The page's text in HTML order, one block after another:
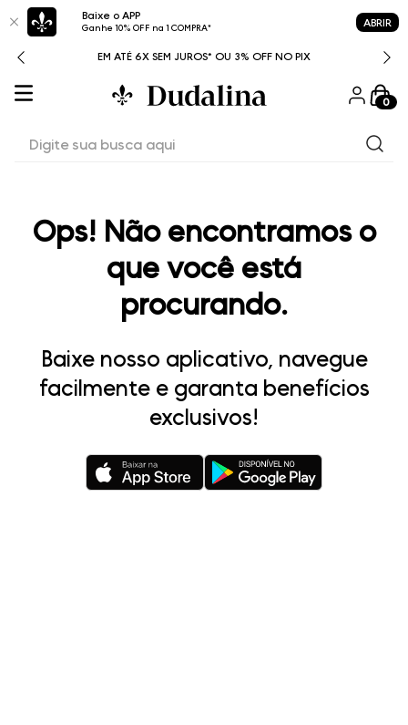
Baixe o APP
Ganhe 10% OFF na 1 COMPRA* ABRIR
EM ATÉ 6X SEM JUROS* OU 3% OFF NO PIX
0
Ops! Não encontramos o
que você está
procurando.
Baixe nosso aplicativo, navegue
facilmente e garanta benefícios
exclusivos!